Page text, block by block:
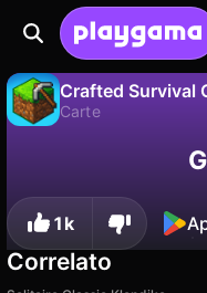
Crafted Survival
Carte
Salva i
1k
Correlato